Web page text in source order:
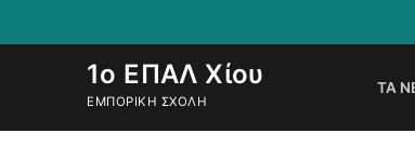
1ο ΕΠΑΛ Χίου
ΕΜΠΟΡΙΚΉ ΣΧΟΛΉ
ΤΑ